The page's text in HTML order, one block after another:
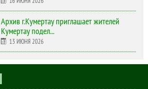
Архив г.Кумертау приглашает жителей
Кумертау подел...
13 ИЮНЯ 2026